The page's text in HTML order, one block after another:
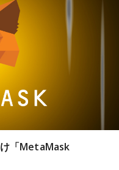
「MetaMask